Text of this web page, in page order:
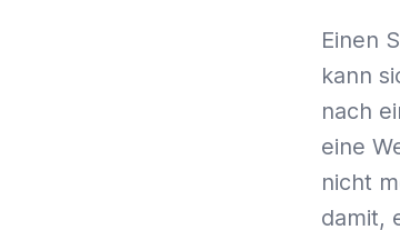
Einen
kann
nach
eine
nicht
damit,